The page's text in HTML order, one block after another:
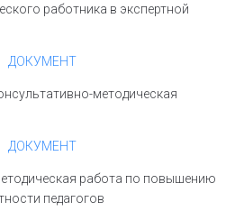
работника в экспертной
ДОКУМЕНТ
методическая
ДОКУМЕНТ
работа по повышению
педагогов